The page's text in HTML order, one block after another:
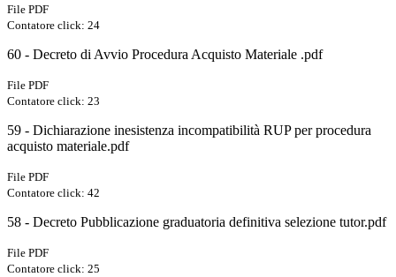
File PDF
Contatore click: 24
60 - Decreto di Avvio Procedura Acquisto Materiale .pdf
File PDF
Contatore click: 23
59 - Dichiarazione inesistenza incompatibilità RUP per procedura
acquisto materiale.pdf
File PDF
Contatore click: 42
58 - Decreto Pubblicazione graduatoria definitiva selezione tutor.pdf
File PDF
Contatore click: 25